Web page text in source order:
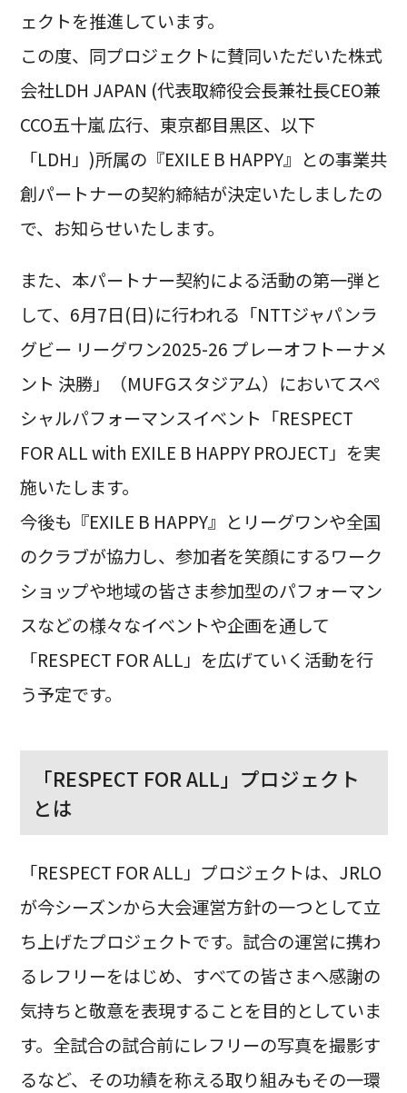
ェクトを推進しています。
この度、同プロジェクトに賛同いただいた株式
会社LDH JAPAN (代表取締役会長兼社長CEO兼
CCO五十嵐 広行、東京都目黒区、以下
「LDH」)所属の『EXILE B HAPPY』との事業共
創パートナーの契約締結が決定いたしましたの
で、お知らせいたします。
また、本パートナー契約による活動の第一弾と
して、6月7日(日)に行われる「NTTジャパンラ
グビー リーグワン2025-26 プレーオフトーナメ
ント 決勝」（MUFGスタジアム）においてスペ
シャルパフォーマンスイベント「RESPECT
FOR ALL with EXILE B HAPPY PROJECT」を実
施いたします。
今後も『EXILE B HAPPY』とリーグワンや全国
のクラブが協力し、参加者を笑顔にするワーク
ショップや地域の皆さま参加型のパフォーマン
スなどの様々なイベントや企画を通して
「RESPECT FOR ALL」を広げていく活動を行
う予定です。
「RESPECT FOR ALL」プロジェクト
とは
「RESPECT FOR ALL」プロジェクトは、JRLO
が今シーズンから大会運営方針の一つとして立
ち上げたプロジェクトです。試合の運営に携わ
るレフリーをはじめ、すべての皆さまへ感謝の
気持ちと敬意を表現することを目的としていま
す。全試合の試合前にレフリーの写真を撮影す
るなど、その功績を称える取り組みもその一環